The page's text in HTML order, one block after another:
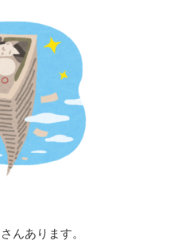
んあります。